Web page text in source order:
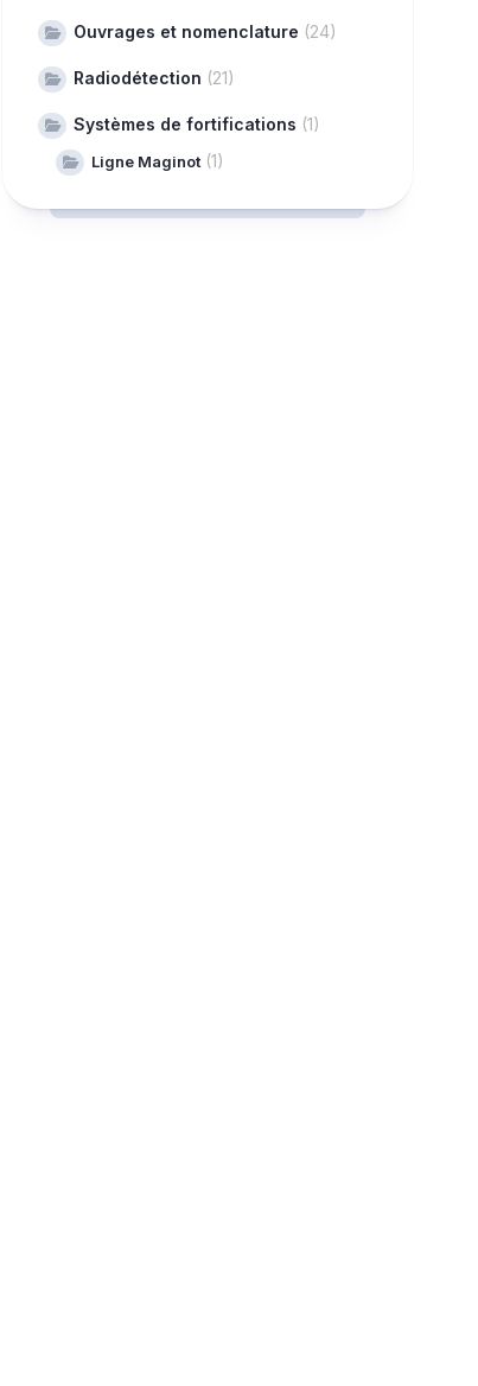
Ouvrages et nomenclature (24)
Radiodétection (21)
Systèmes de fortifications (1)
Ligne Maginot(1)